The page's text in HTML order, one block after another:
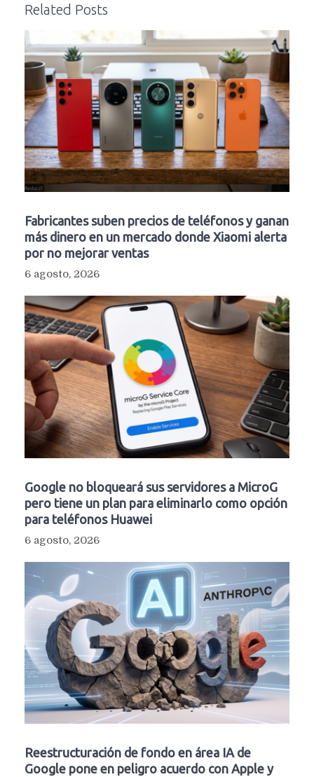
Related Posts
Fabricantes suben precios de teléfonos y ganan
más dinero en un mercado donde Xiaomi alerta
por no mejorar ventas
6 agosto, 2026
Google no bloqueará sus servidores a MicroG
pero tiene un plan para eliminarlo como opción
para teléfonos Huawei
6 agosto, 2026
Reestructuración de fondo en área IA de
Google pone en peligro acuerdo con Apple y